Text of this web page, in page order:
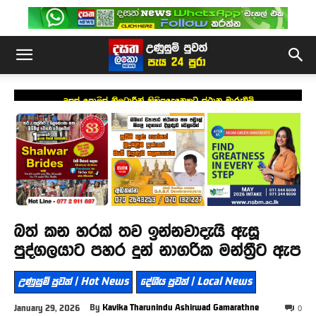
උසස් පොලිස් නිලධාරීන් කිහිපදෙනෙකුට ස්ථාන මාරුවීම්
බත් කන හරක් තව ඉන්නවාදැයි ඇසූ
පුද්ගලයාට පහර දුන් නාගරික මන්ත්‍රීට ඇප
උණුසුම් පුවත් | Hot News දේශීය පුවත් | Local News
January 29, 2026 By Kavika Tharunindu Ashirwad Gamarathne 0